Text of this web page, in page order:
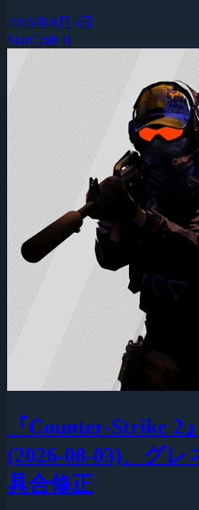
2026年8月5日
StarCraft II
『Counter-Strike 2
(2026-08-03)、グ
具合修正